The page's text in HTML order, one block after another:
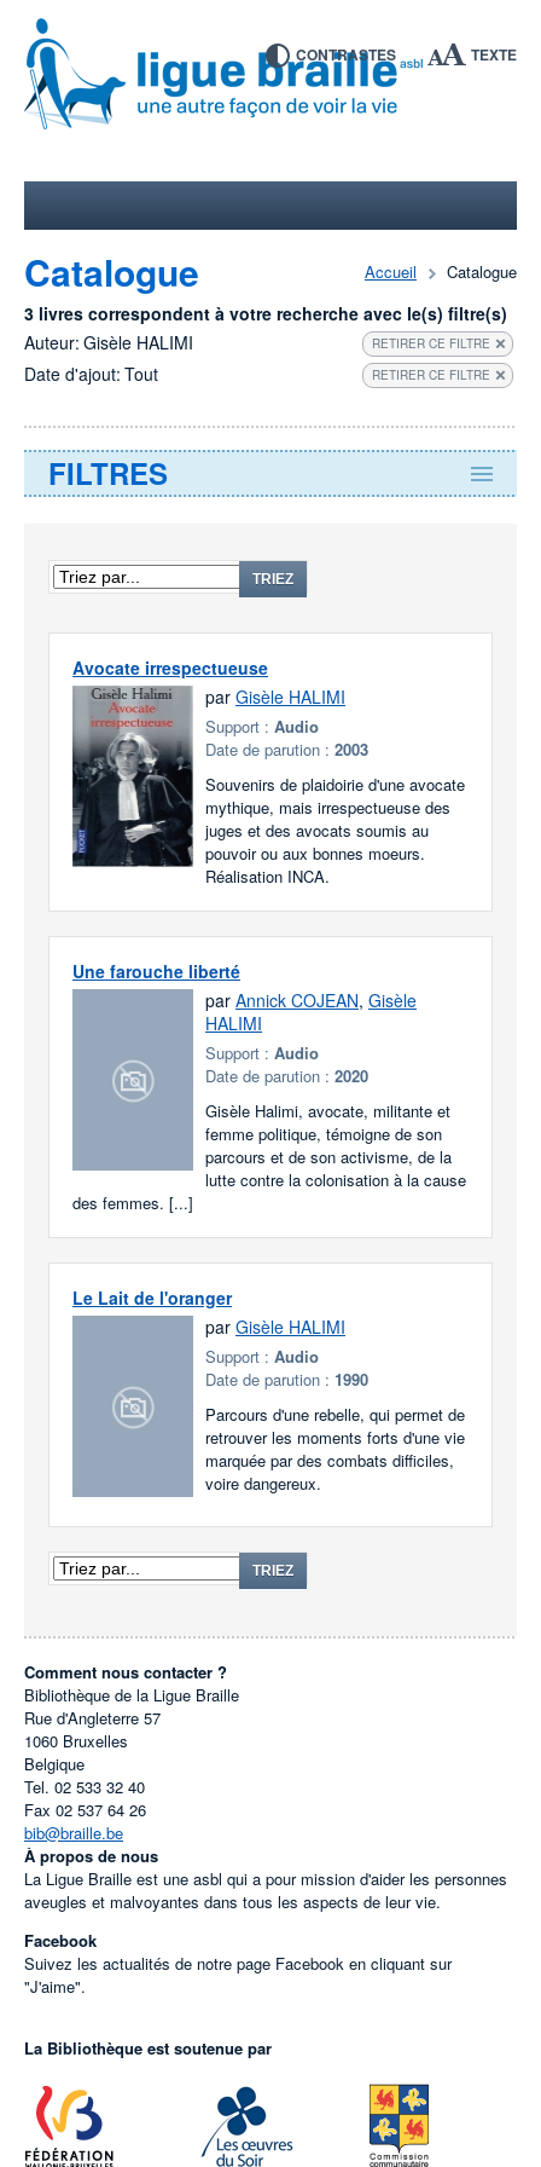
CONTRASTES TEXTE
Accueil Catalogue
Catalogue
3 livres correspondent à votre recherche avec le(s) filtre(s)
Auteur: Gisèle HALIMI RETIRER CE FILTRE
Date d'ajout: Tout RETIRER CE FILTRE
FILTRES
TRIEZ
Avocate irrespectueuse
par Gisèle HALIMI
Support : Audio
Date de parution : 2003
Souvenirs de plaidoirie d'une avocate
mythique, mais irrespectueuse des
juges et des avocats soumis au
pouvoir ou aux bonnes moeurs.
Réalisation INCA.
Une farouche liberté
par Annick COJEAN, Gisèle
HALIMI
Support : Audio
Date de parution : 2020
Gisèle Halimi, avocate, militante et
femme politique, témoigne de son
parcours et de son activisme, de la
lutte contre la colonisation à la cause
des femmes. [...]
Le Lait de l'oranger
par Gisèle HALIMI
Support : Audio
Date de parution : 1990
Parcours d'une rebelle, qui permet de
retrouver les moments forts d'une vie
marquée par des combats difficiles,
voire dangereux.
TRIEZ
Comment nous contacter ?
Bibliothèque de la Ligue Braille
Rue d'Angleterre 57
1060 Bruxelles
Belgique
Tel. 02 533 32 40
Fax 02 537 64 26
bib@braille.be
À propos de nous
La Ligue Braille est une asbl qui a pour mission d'aider les personnes
aveugles et malvoyantes dans tous les aspects de leur vie.
Facebook
Suivez les actualités de notre page Facebook en cliquant sur
"J'aime".
La Bibliothèque est soutenue par